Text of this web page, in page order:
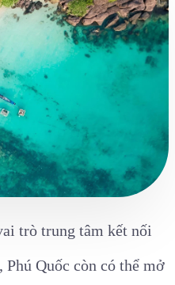
trò trung tâm kết nối
Phú Quốc còn có thể mở